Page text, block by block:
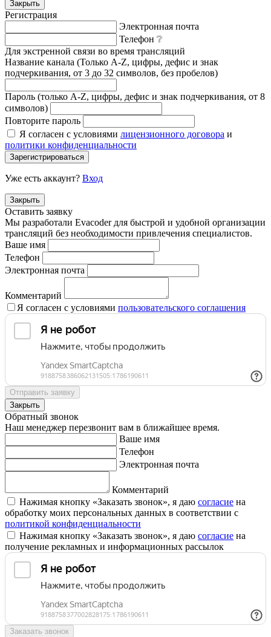
Закрыть
Регистрация
Электронная почта
Телефон ❔
Для экстренной связи во время трансляций
Название канала (Только A-Z, цифры, дефис и знак
подчеркивания, от 3 до 32 символов, без пробелов)
Пароль (только A-Z, цифры, дефис и знак подчеркивания, от 8
символов)
Повторите пароль
Я согласен с условиями лицензионного договора и
политики конфиденциальности
Зарегистрироваться
Уже есть аккаунт? Вход
Закрыть
Оставить заявку
Мы разработали Evacoder для быстрой и удобной организации
трансляций без необходимости привлечения специалистов.
Ваше имя
Телефон
Электронная почта
Комментарий
Я согласен с условиями пользовательского соглашения
Отправить заявку
Закрыть
Обратный звонок
Наш менеджер перезвонит вам в ближайшее время.
Ваше имя
Телефон
Электронная почта
Комментарий
Нажимая кнопку «Заказать звонок», я даю согласие на
обработку моих персональных данных в соответствии с
политикой конфиденциальности
Нажимая кнопку «Заказать звонок», я даю согласие на
получение рекламных и информационных рассылок
Заказать звонок